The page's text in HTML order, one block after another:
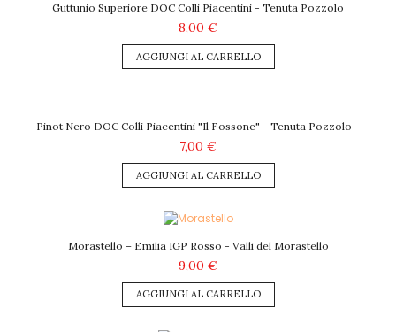
Guttunio Superiore DOC Colli Piacentini - Tenuta Pozzolo
8,00 €
AGGIUNGI AL CARRELLO
Pinot Nero DOC Colli Piacentini "Il Fossone" - Tenuta Pozzolo -
7,00 €
AGGIUNGI AL CARRELLO
Morastello – Emilia IGP Rosso - Valli del Morastello
9,00 €
AGGIUNGI AL CARRELLO